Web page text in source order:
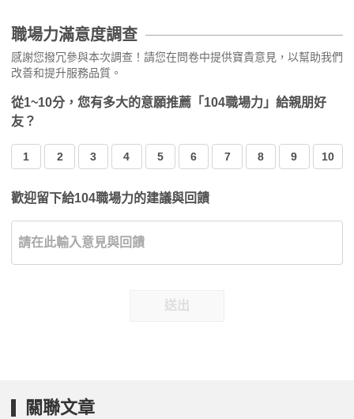
職場力滿意度調查
感謝您撥冗參與本次調查！請您在問卷中提供寶貴意見，以幫助我們
改善和提升服務品質。
從1~10分，您有多大的意願推薦「104職場力」給親朋好
友？
1 2 3 4 5 6 7 8 9 10
歡迎留下給104職場力的建議與回饋
送出
關聯文章